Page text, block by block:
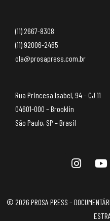
(11) 2667-8308
(11) 92006-2465
ola@prosapress.com.br
Rua Princesa Isabel, 94 – CJ 11
04601-000 – Brooklin
São Paulo, SP – Brasil
© 2026 PROSA PRESS –